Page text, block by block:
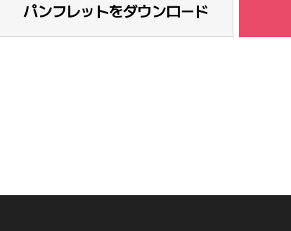
パンフレットをダウンロード